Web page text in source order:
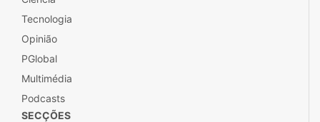
Tecnologia
Opinião
PGlobal
Multimédia
Podcasts
SECÇÕES